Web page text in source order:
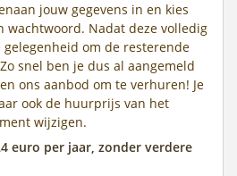
jouw gegevens in en kies
wachtwoord. Nadat deze volledig
om de resterende
snel ben je dus al aangemeld
ons aanbod om te verhuren! Je
ook de huurprijs van het
wijzigen.
euro per jaar, zonder verdere